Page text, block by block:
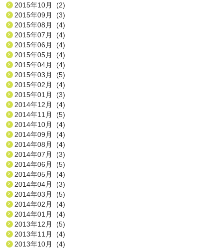
2015年10月 (2)
2015年09月 (3)
2015年08月 (4)
2015年07月 (4)
2015年06月 (4)
2015年05月 (4)
2015年04月 (4)
2015年03月 (5)
2015年02月 (4)
2015年01月 (3)
2014年12月 (4)
2014年11月 (5)
2014年10月 (4)
2014年09月 (4)
2014年08月 (4)
2014年07月 (3)
2014年06月 (5)
2014年05月 (4)
2014年04月 (3)
2014年03月 (5)
2014年02月 (4)
2014年01月 (4)
2013年12月 (5)
2013年11月 (4)
2013年10月 (4)